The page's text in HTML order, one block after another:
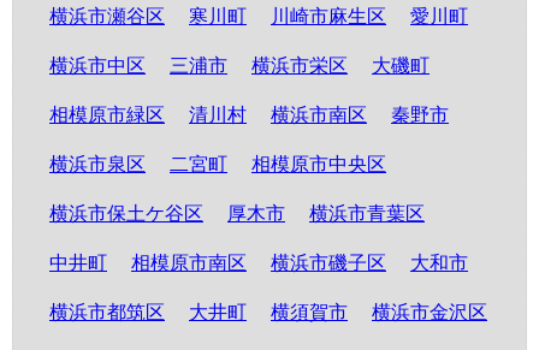
横浜市瀬谷区 寒川町 川崎市麻生区 愛川町
横浜市中区 三浦市 横浜市栄区 大磯町
相模原市緑区 清川村 横浜市南区 秦野市
横浜市泉区 二宮町 相模原市中央区
横浜市保土ケ谷区 厚木市 横浜市青葉区
中井町 相模原市南区 横浜市磯子区 大和市
横浜市都筑区 大井町 横須賀市 横浜市金沢区